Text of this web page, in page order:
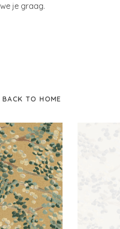
je graag.
BACK TO HOME